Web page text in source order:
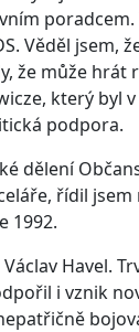
Věděl jsem,
že může hrát
který byl
podpora.
dělení
řídil
1992.
Havel.
i vznik